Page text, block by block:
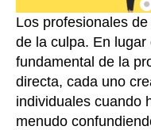
Los profesionales
de la culpa. En
fundamental de la
directa, cada uno
individuales cuando
menudo